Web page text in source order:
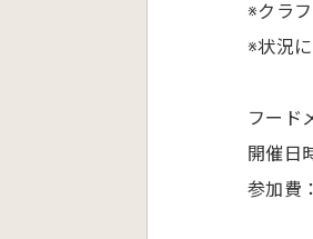
※クラ
※状況
フード
開催日
参加費
ビー